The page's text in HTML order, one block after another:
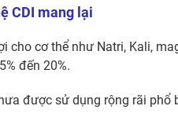
CDI mang lại
cho cơ thể như Natri, Kali,
đến 20%.
được sử dụng rộng rãi phổ